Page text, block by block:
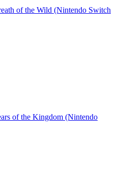
of the Wild (Nintendo Switch
of the Kingdom (Nintendo